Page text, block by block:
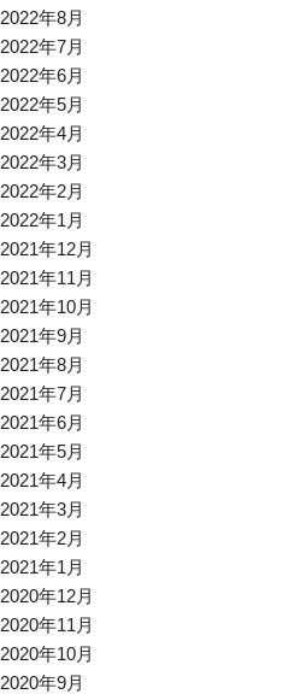
2022年8月
2022年7月
2022年6月
2022年5月
2022年4月
2022年3月
2022年2月
2022年1月
2021年12月
2021年11月
2021年10月
2021年9月
2021年8月
2021年7月
2021年6月
2021年5月
2021年4月
2021年3月
2021年2月
2021年1月
2020年12月
2020年11月
2020年10月
2020年9月